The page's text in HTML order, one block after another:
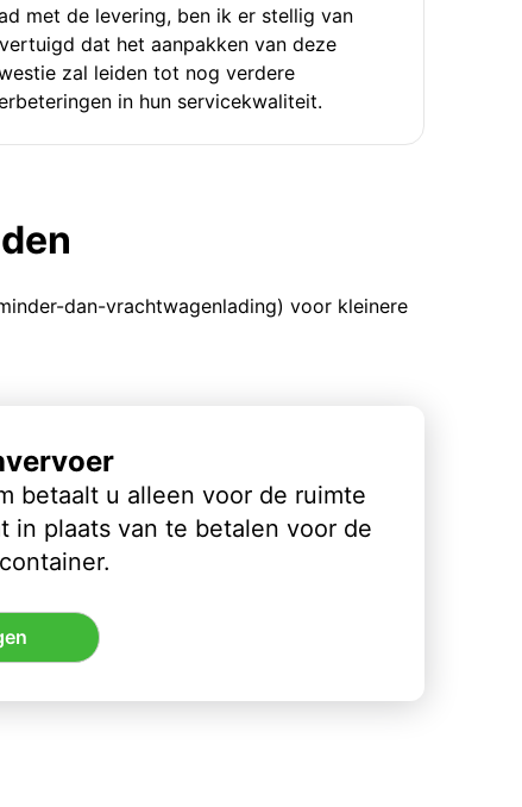
met de levering, ben ik er stellig van
dat het aanpakken van deze
zal leiden tot nog verdere
in hun servicekwaliteit.
dan-vrachtwagenlading) voor kleinere
betaalt u alleen voor de ruimte
in plaats van te betalen voor de